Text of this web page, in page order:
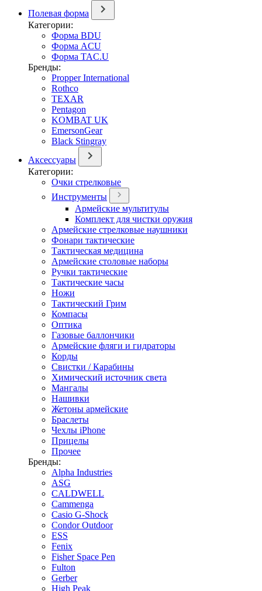
Полевая форма
Категории:
Форма BDU
Форма ACU
Форма TAC.U
Бренды:
Propper International
Rothco
TEXAR
Pentagon
KOMBAT UK
EmersonGear
Black Stingray
Аксессуары
Категории:
Очки стрелковые
Инструменты
Армейские мультитулы
Комплект для чистки оружия
Армейские стрелковые наушники
Фонари тактические
Тактическая медицина
Армейские столовые наборы
Ручки тактические
Тактические часы
Ножи
Тактический Грим
Компасы
Оптика
Газовые баллончики
Армейские фляги и гидраторы
Корды
Свистки / Карабины
Химический источник света
Мангалы
Нашивки
Жетоны армейские
Браслеты
Чехлы iPhone
Прицелы
Прочее
Бренды:
Alpha Industries
ASG
CALDWELL
Cammenga
Casio G-Shock
Condor Outdoor
ESS
Fenix
Fisher Space Pen
Fulton
Gerber
High Peak